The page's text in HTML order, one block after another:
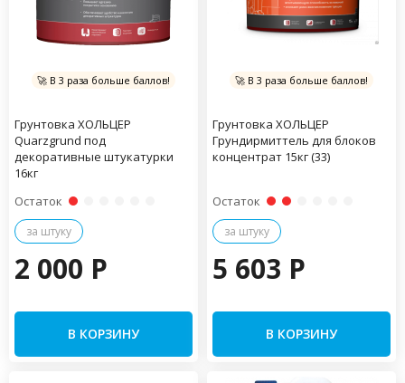
🚀 В 3 раза больше баллов!
Грунтовка ХОЛЬЦЕР
Quarzgrund под
декоративные штукатурки
16кг
Остаток
за штуку
2 000 P
В КОРЗИНУ
🚀 В 3 раза больше баллов!
Грунтовка ХОЛЬЦЕР
Грундирмиттель для блоков
концентрат 15кг (33)
Остаток
за штуку
5 603 P
В КОРЗИНУ